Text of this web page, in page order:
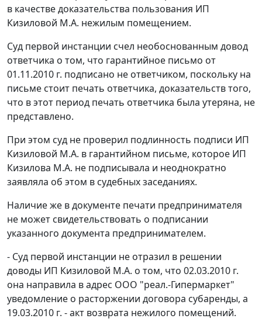
в качестве доказательства пользования ИП
Кизиловой М.А. нежилым помещением.
Суд первой инстанции счел необоснованным довод
ответчика о том, что гарантийное письмо от
01.11.2010 г. подписано не ответчиком, поскольку на
письме стоит печать ответчика, доказательств того,
что в этот период печать ответчика была утеряна, не
представлено.
При этом суд не проверил подлинность подписи ИП
Кизиловой М.А. в гарантийном письме, которое ИП
Кизилова М.А. не подписывала и неоднократно
заявляла об этом в судебных заседаниях.
Наличие же в документе печати предпринимателя
не может свидетельствовать о подписании
указанного документа предпринимателем.
- Суд первой инстанции не отразил в решении
доводы ИП Кизиловой М.А. о том, что 02.03.2010 г.
она направила в адрес ООО "реал.-Гипермаркет"
уведомление о расторжении договора субаренды, а
19.03.2010 г. - акт возврата нежилого помещений.